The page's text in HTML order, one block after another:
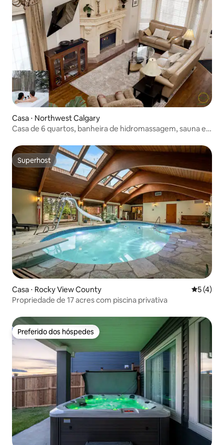
Casa ⋅ Northwest Calgary
Casa de 6 quartos, banheira de hidromassagem, sauna e 2
Superhost
Superhost
Casa ⋅ Rocky View County 5 de
5 (4)
Propriedade de 17 acres com piscina privativa
Preferido dos hóspedes
Preferido dos hóspedes